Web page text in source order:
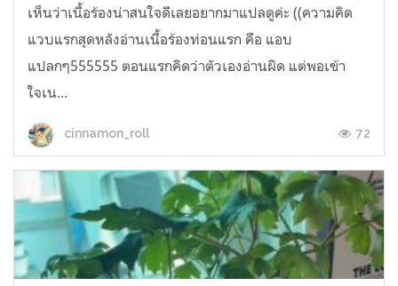
เห็นว่าเนื้อร้องน่าสนใจดีเลยอยากมาแปลดูค่ะ ((ความคิด
แวบแรกสุดหลังอ่านเนื้อร้องท่อนแรก คือ แอบ
แปลกๆ555555 ตอนแรกคิดว่าตัวเองอ่านผิด แต่พอเข้า
ใจเน...
cinnamon_roll 72